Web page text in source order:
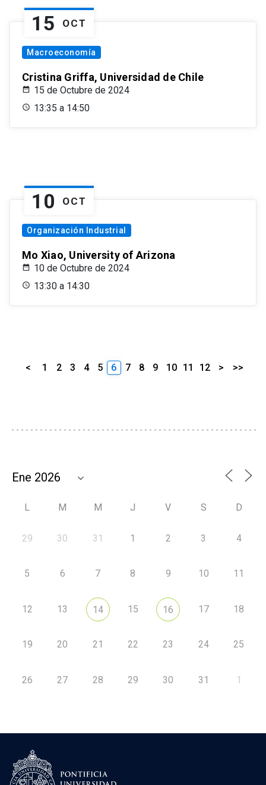
15 OCT
Macroeconomía
Cristina Griffa, Universidad de Chile
15 de Octubre de 2024
13:35 a 14:50
10 OCT
Organización Industrial
Mo Xiao, University of Arizona
10 de Octubre de 2024
13:30 a 14:30
< 1 2 3 4 5 6 7 8 9 10 11 12 > >>
L M M J V S D
29 30 31 1 2 3 4
5 6 7 8 9 10 11
12 13 14 15 16 17 18
19 20 21 22 23 24 25
26 27 28 29 30 31 1